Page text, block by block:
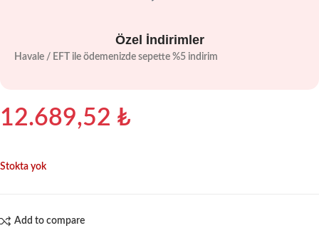
Özel İndirimler
Havale / EFT ile ödemenizde sepette %5 indirim
12.689,52 ₺
Stokta yok
Add to compare